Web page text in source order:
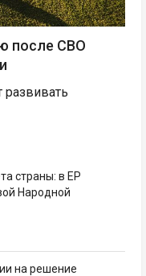
после СВО
развивать
страны: в ЕР
Народной
на решение